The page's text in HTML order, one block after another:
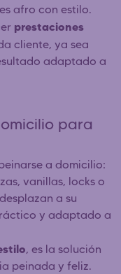
afro con estilo.
prestaciones
cliente, ya sea
adaptado a
para
a domicilio:
vanillas, locks o
a su
y adaptado a
, es la solución
peinada y feliz.